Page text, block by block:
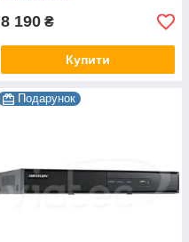
8 190 ₴
Купити
Подарунок